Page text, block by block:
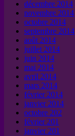
décembre 2014
novembre 2014
octobre 2014
septembre 2014
août 2014
juillet 2014
juin 2014
mai 2014
avril 2014
mars 2014
février 2014
janvier 2014
octobre 202
février 201
janvier 201